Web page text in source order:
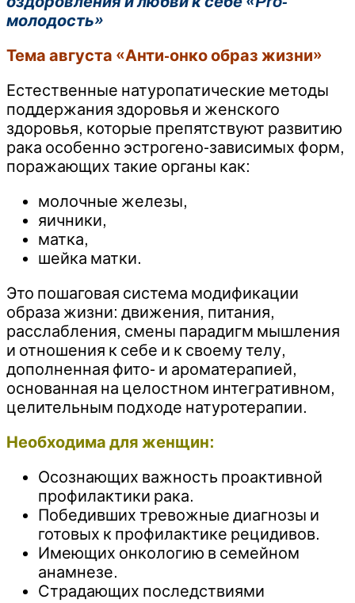
молодость»
Тема августа «Анти-онко образ жизни»
Естественные натуропатические методы
поддержания здоровья и женского
здоровья, которые препятствуют развитию
рака особенно эстрогено-зависимых форм,
поражающих такие органы как:
молочные железы,
яичники,
матка,
шейка матки.
Это пошаговая система модификации
образа жизни: движения, питания,
расслабления, смены парадигм мышления
и отношения к себе и к своему телу,
дополненная фито- и ароматерапией,
основанная на целостном интегративном,
целительным подходе натуротерапии.
Необходима для женщин:
Осознающих важность проактивной
профилактики рака.
Победивших тревожные диагнозы и
готовых к профилактике рецидивов.
Имеющих онкологию в семейном
анамнезе.
Страдающих последствиями